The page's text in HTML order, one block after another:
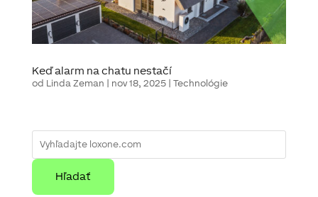
Keď alarm na chatu nestačí
od Linda Zeman | nov 18, 2025| Technológie